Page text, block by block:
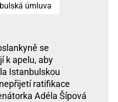
úmluva
se
k apelu, aby
Istanbulskou
ratifikace
Adéla Šípová